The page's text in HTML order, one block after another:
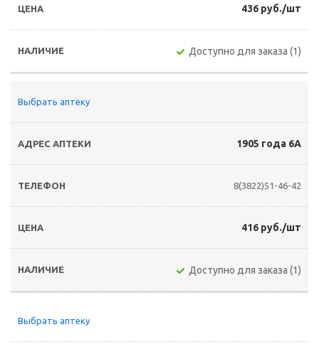
436 руб./шт
Доступно для заказа (1)
Выбрать аптеку
1905 года 6А
8(3822)51-46-42
416 руб./шт
Доступно для заказа (1)
Выбрать аптеку